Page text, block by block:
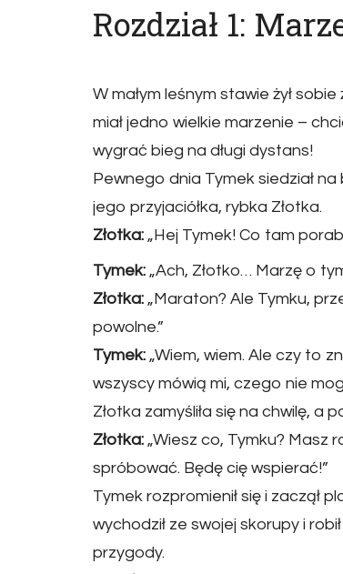
Rozdział 1:
W małym leśnym stawie żył
miał jedno wielkie marzenie –
wygrać bieg na długi dystans!
Pewnego dnia Tymek siedział
jego przyjaciółka, rybka Złotka.
Złotka: „Hej Tymek! Co tam
Tymek: „Ach, Złotko… Marzę o
Złotka: „Maraton? Ale Tymku,
powolne.”
Tymek: „Wiem, wiem. Ale czy to
wszyscy mówią mi, czego nie
Złotka zamyśliła się na chwilę, a
Złotka: „Wiesz co, Tymku? Masz
spróbować. Będę cię wspierać!”
Tymek rozpromienił się i zaczął
wychodził ze swojej skorupy i
przygody.